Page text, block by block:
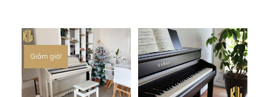
Giảm giá!